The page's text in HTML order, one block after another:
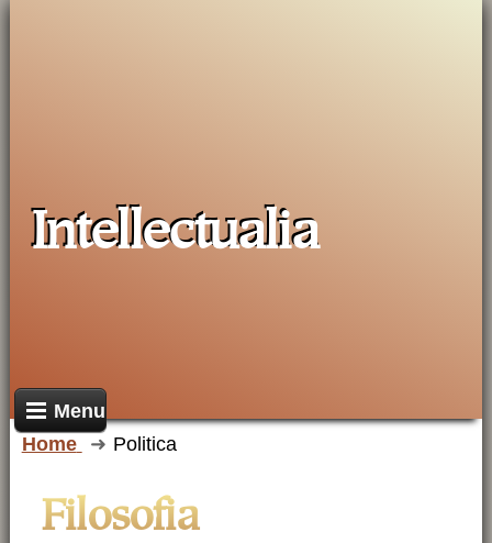
Intellectualia
Menu
Home
Politica
Filosofia